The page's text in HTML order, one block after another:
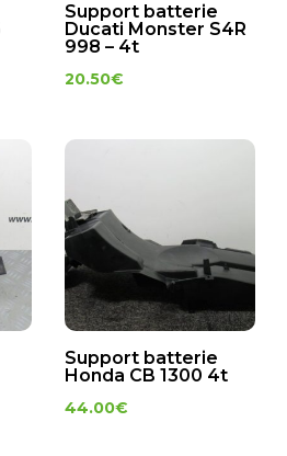
Support batterie
Ducati Monster S4R
998 – 4t
20.50€
Support batterie
Honda CB 1300 4t
44.00€